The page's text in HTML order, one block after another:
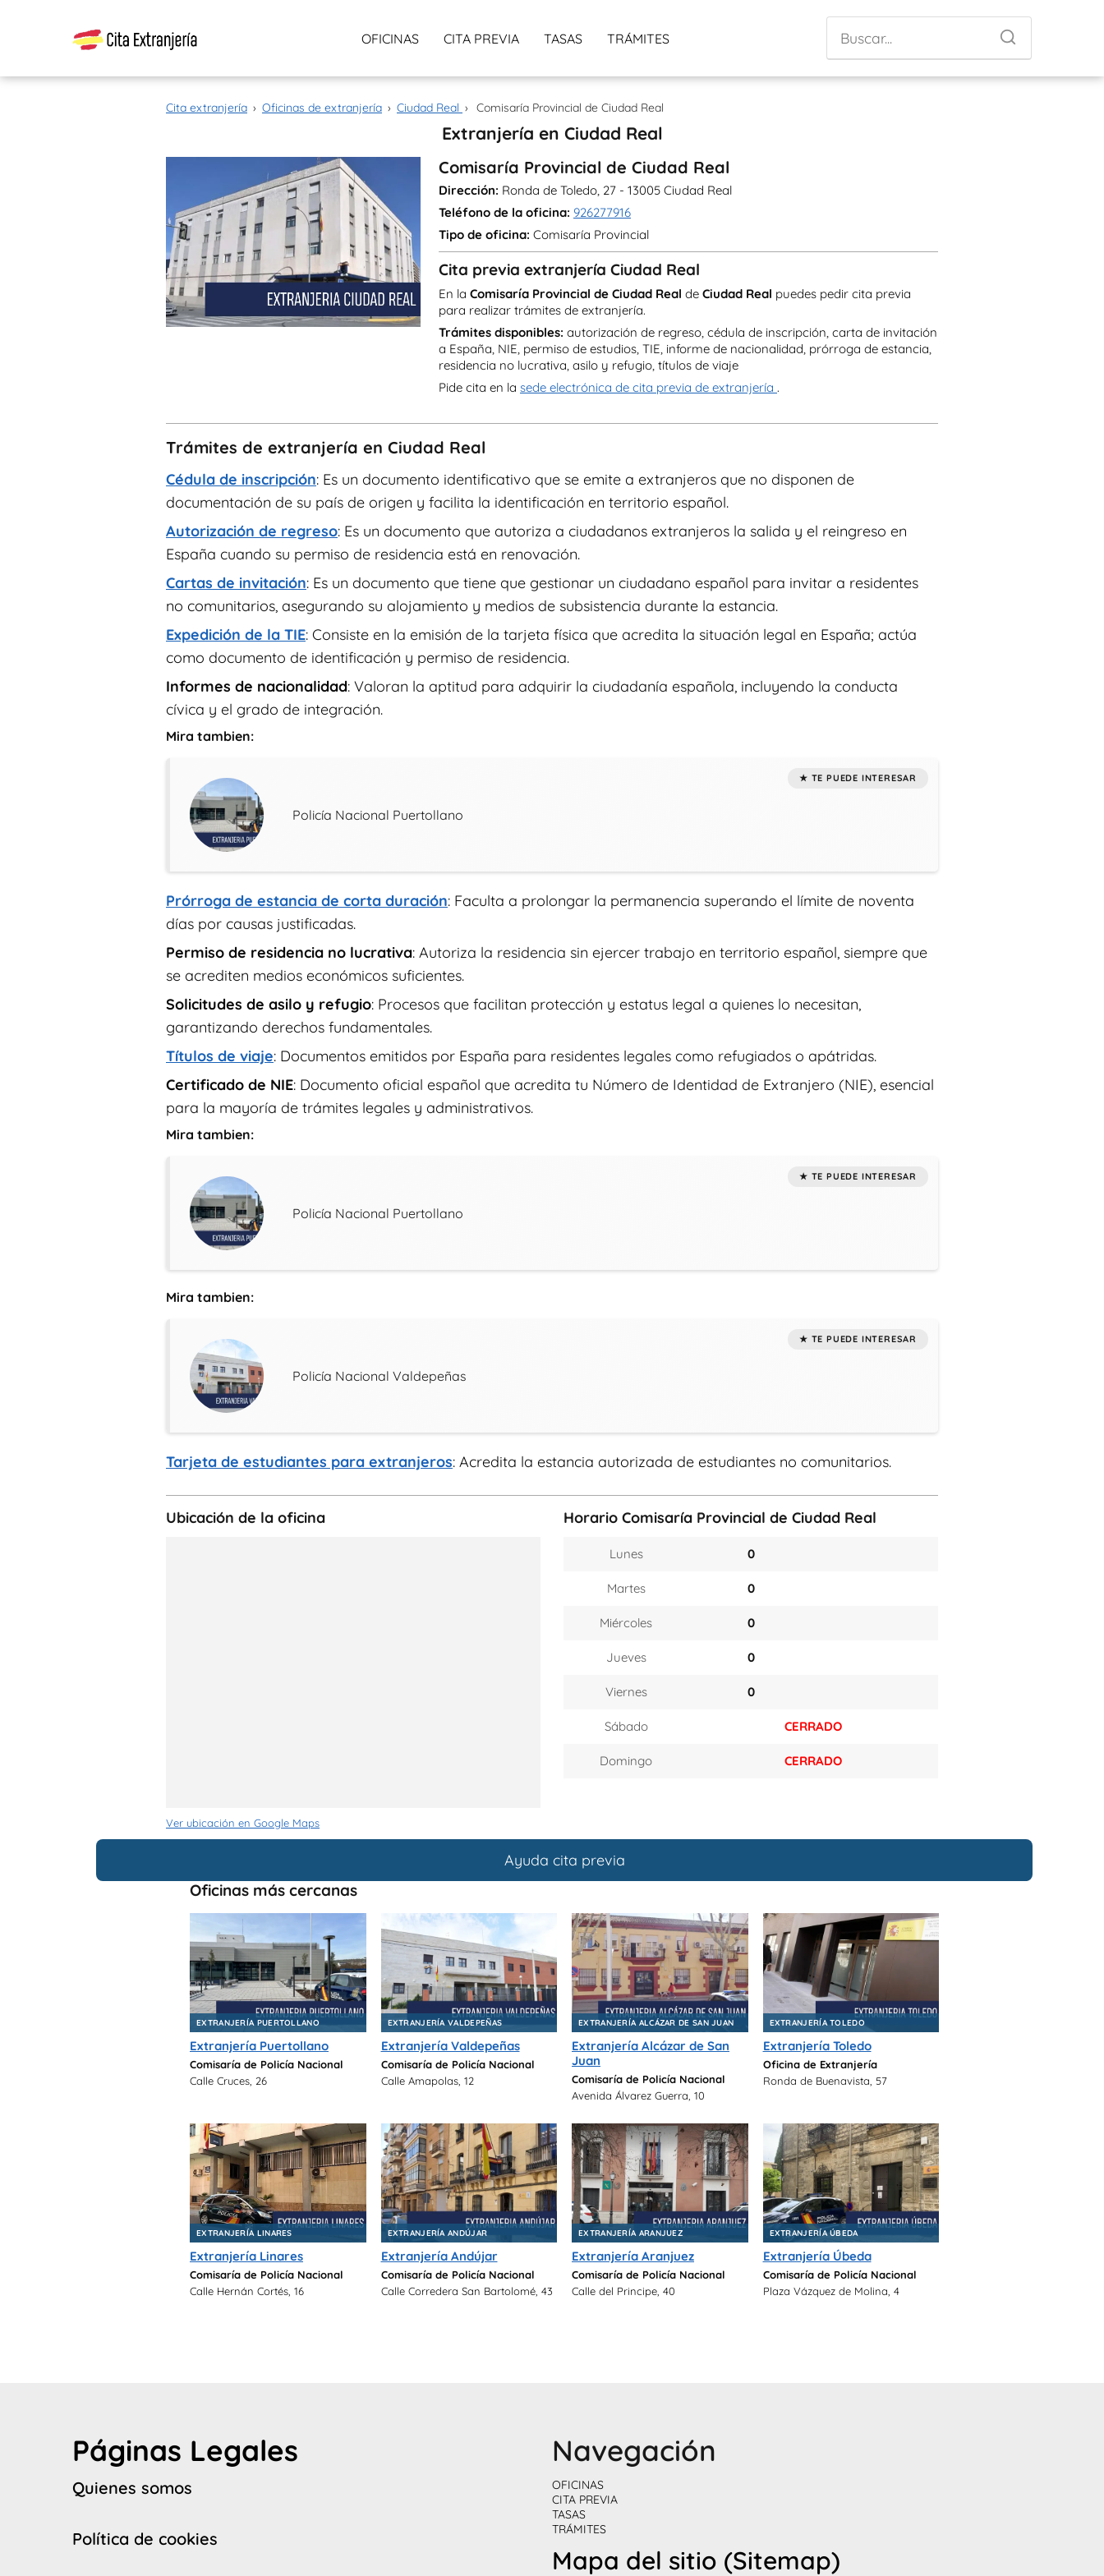
OFICINAS CITA PREVIA TASAS TRÁMITES
Cita extranjería › Oficinas de extranjería › Ciudad Real › Comisaría Provincial de Ciudad Real
Extranjería en Ciudad Real
Comisaría Provincial de Ciudad Real
Dirección: Ronda de Toledo, 27 - 13005 Ciudad Real
Teléfono de la oficina: 926277916
Tipo de oficina: Comisaría Provincial
Cita previa extranjería Ciudad Real
En la Comisaría Provincial de Ciudad Real de Ciudad Real puedes pedir cita previa
para realizar trámites de extranjería.
Trámites disponibles: autorización de regreso, cédula de inscripción, carta de invitación
a España, NIE, permiso de estudios, TIE, informe de nacionalidad, prórroga de estancia,
residencia no lucrativa, asilo y refugio, títulos de viaje
Pide cita en la sede electrónica de cita previa de extranjería .
Trámites de extranjería en Ciudad Real
Cédula de inscripción: Es un documento identificativo que se emite a extranjeros que no disponen de
documentación de su país de origen y facilita la identificación en territorio español.
Autorización de regreso: Es un documento que autoriza a ciudadanos extranjeros la salida y el reingreso en
España cuando su permiso de residencia está en renovación.
Cartas de invitación: Es un documento que tiene que gestionar un ciudadano español para invitar a residentes
no comunitarios, asegurando su alojamiento y medios de subsistencia durante la estancia.
Expedición de la TIE: Consiste en la emisión de la tarjeta física que acredita la situación legal en España; actúa
como documento de identificación y permiso de residencia.
Informes de nacionalidad: Valoran la aptitud para adquirir la ciudadanía española, incluyendo la conducta
cívica y el grado de integración.
Mira tambien:
Policía Nacional Puertollano
Prórroga de estancia de corta duración: Faculta a prolongar la permanencia superando el límite de noventa
días por causas justificadas.
Permiso de residencia no lucrativa: Autoriza la residencia sin ejercer trabajo en territorio español, siempre que
se acrediten medios económicos suficientes.
Solicitudes de asilo y refugio: Procesos que facilitan protección y estatus legal a quienes lo necesitan,
garantizando derechos fundamentales.
Títulos de viaje: Documentos emitidos por España para residentes legales como refugiados o apátridas.
Certificado de NIE: Documento oficial español que acredita tu Número de Identidad de Extranjero (NIE), esencial
para la mayoría de trámites legales y administrativos.
Mira tambien:
Policía Nacional Puertollano
Mira tambien:
Policía Nacional Valdepeñas
Tarjeta de estudiantes para extranjeros: Acredita la estancia autorizada de estudiantes no comunitarios.
Ubicación de la oficina
Ver ubicación en Google Maps
Horario Comisaría Provincial de Ciudad Real
Lunes 0
Martes 0
Miércoles 0
Jueves 0
Viernes 0
Sábado CERRADO
Domingo CERRADO
Ayuda cita previa
Oficinas más cercanas
EXTRANJERÍA PUERTOLLANO
Extranjería Puertollano
Comisaría de Policía Nacional
Calle Cruces, 26
EXTRANJERÍA VALDEPEÑAS
Extranjería Valdepeñas
Comisaría de Policía Nacional
Calle Amapolas, 12
EXTRANJERÍA ALCÁZAR DE SAN JUAN
Extranjería Alcázar de San
Juan
Comisaría de Policía Nacional
Avenida Álvarez Guerra, 10
EXTRANJERÍA TOLEDO
Extranjería Toledo
Oficina de Extranjería
Ronda de Buenavista, 57
EXTRANJERÍA LINARES
Extranjería Linares
Comisaría de Policía Nacional
Calle Hernán Cortés, 16
EXTRANJERÍA ANDÚJAR
Extranjería Andújar
Comisaría de Policía Nacional
Calle Corredera San Bartolomé, 43
EXTRANJERÍA ARANJUEZ
Extranjería Aranjuez
Comisaría de Policía Nacional
Calle del Principe, 40
EXTRANJERÍA ÚBEDA
Extranjería Úbeda
Comisaría de Policía Nacional
Plaza Vázquez de Molina, 4
Páginas Legales
Quienes somos
Política de cookies
Navegación
OFICINAS
CITA PREVIA
TASAS
TRÁMITES
Mapa del sitio (Sitemap)